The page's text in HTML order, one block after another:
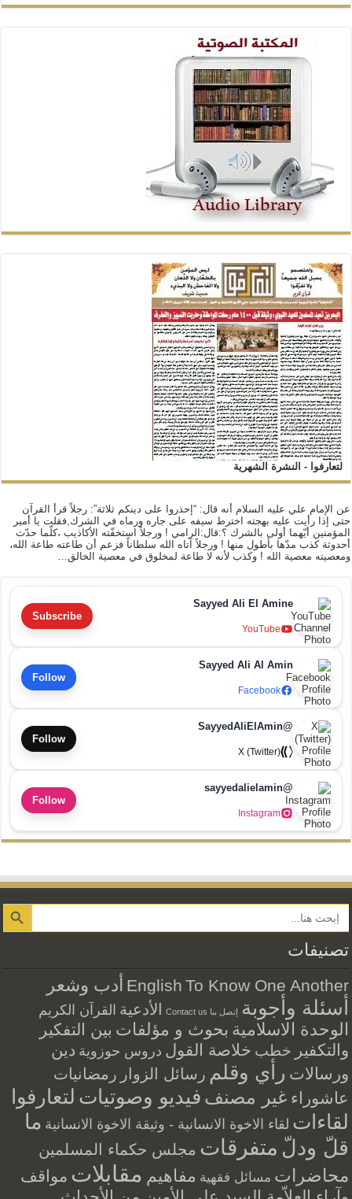
لتعارفوا - النشرة الشهرية
عن الإمام علي عليه السلام أنه قال: “إحذروا على دينكم ثلاثة”: رجلاً قرأ القرآن
حتى إذا رأيت عليه بهجته اخترط سيفه على جاره ورماه في الشرك,فقلت يا أمير
المؤمنين أيّهما أولى بالشرك ؟:قال:الرامي ! ورجلاً استخفّته الأكاذيب ،كلّما حدّث
أحدوثة كذب مدّها بأطول منها ! ورجلاً آتاه الله سلطاناً فزعم أن طاعته طاعة الله،
ومعصيته معصية الله ! وكذب لأنه لا طاعة لمخلوق في معصية الخالق…
Sayyed Ali El Amine
YouTube
Subscribe
Sayyed Ali Al Amin
Facebook
Follow
@SayyedAliElAmin
X (Twitter)
Follow
@sayyedalielamin
Instagram
Follow
Search Button
تصنيفات
English To Know One Another أدب وشعر
أسئلة وأجوبة إتصل بنا Contact us الأدعية القرآن الكريم
الوحدة الاسلامية بحوث و مؤلفات بين التفكير
والتكفير خطب خلاصة القول دروس حوزوية دين
ورسالات رأي وقلم رسائل الزوار رمضانيات
عاشوراء غير مصنف فيديو وصوتيات لتعارفوا
لقاءات لقاء الاخوة الانسانية - وثيقة الاخوة الانسانية ما
قلّ ودلّ متفرقات مجلس حكماء المسلمين
محاضرات مسائل فقهية مفاهيم مقابلات مواقف